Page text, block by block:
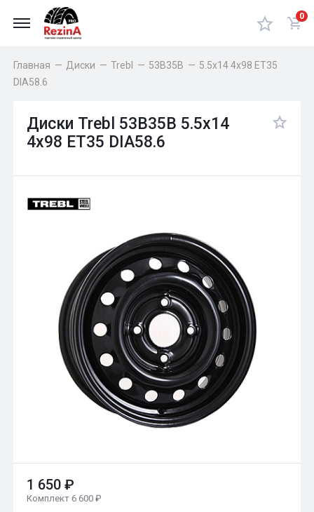
0
Главная — Диски — Trebl — 53B35В — 5.5x14 4x98 ET35
DIA58.6
Диски Trebl 53B35В 5.5x14
4x98 ET35 DIA58.6
1 650 ₽
Комплект 6 600 ₽